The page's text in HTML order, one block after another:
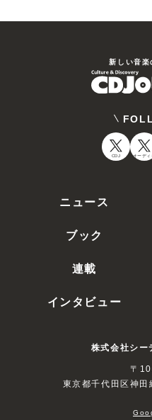
新しい⾳
CDJ オーディ
ニュース
ブック
連載
インタビュー
株式会社シ
〒
東京都千代田区神